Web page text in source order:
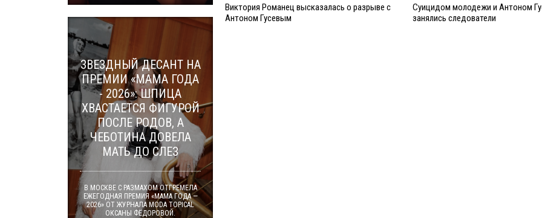
Виктория Романец высказалась о разрыве с
Антоном Гусевым
Суицидом молодежи и Антоном
занялись следователи
ЗВЕЗДНЫЙ ДЕСАНТ НА
ПРЕМИИ «МАМА ГОДА
- 2026»: ШПИЦА
ХВАСТАЕТСЯ ФИГУРОЙ
ПОСЛЕ РОДОВ, А
ЧЕБОТИНА ДОВЕЛА
МАТЬ ДО СЛЕЗ
В МОСКВЕ С РАЗМАХОМ ОТГРЕМЕЛА
ЕЖЕГОДНАЯ ПРЕМИЯ «МАМА ГОДА —
2026» ОТ ЖУРНАЛА MODA TOPICAL
ОКСАНЫ ФЁДОРОВОЙ.